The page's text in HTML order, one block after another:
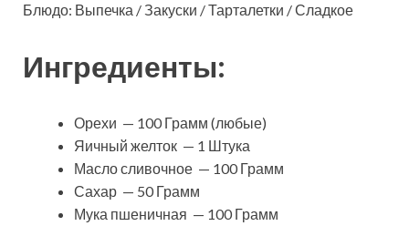
Блюдо: Выпечка / Закуски / Тарталетки / Сладкое
Ингредиенты:
Орехи — 100 Грамм (любые)
Яичный желток — 1 Штука
Масло сливочное — 100 Грамм
Сахар — 50 Грамм
Мука пшеничная — 100 Грамм